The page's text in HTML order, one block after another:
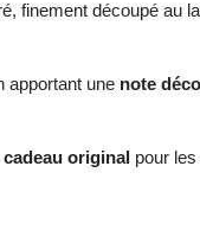
finement découpé au
apportant une note
cadeau original pour